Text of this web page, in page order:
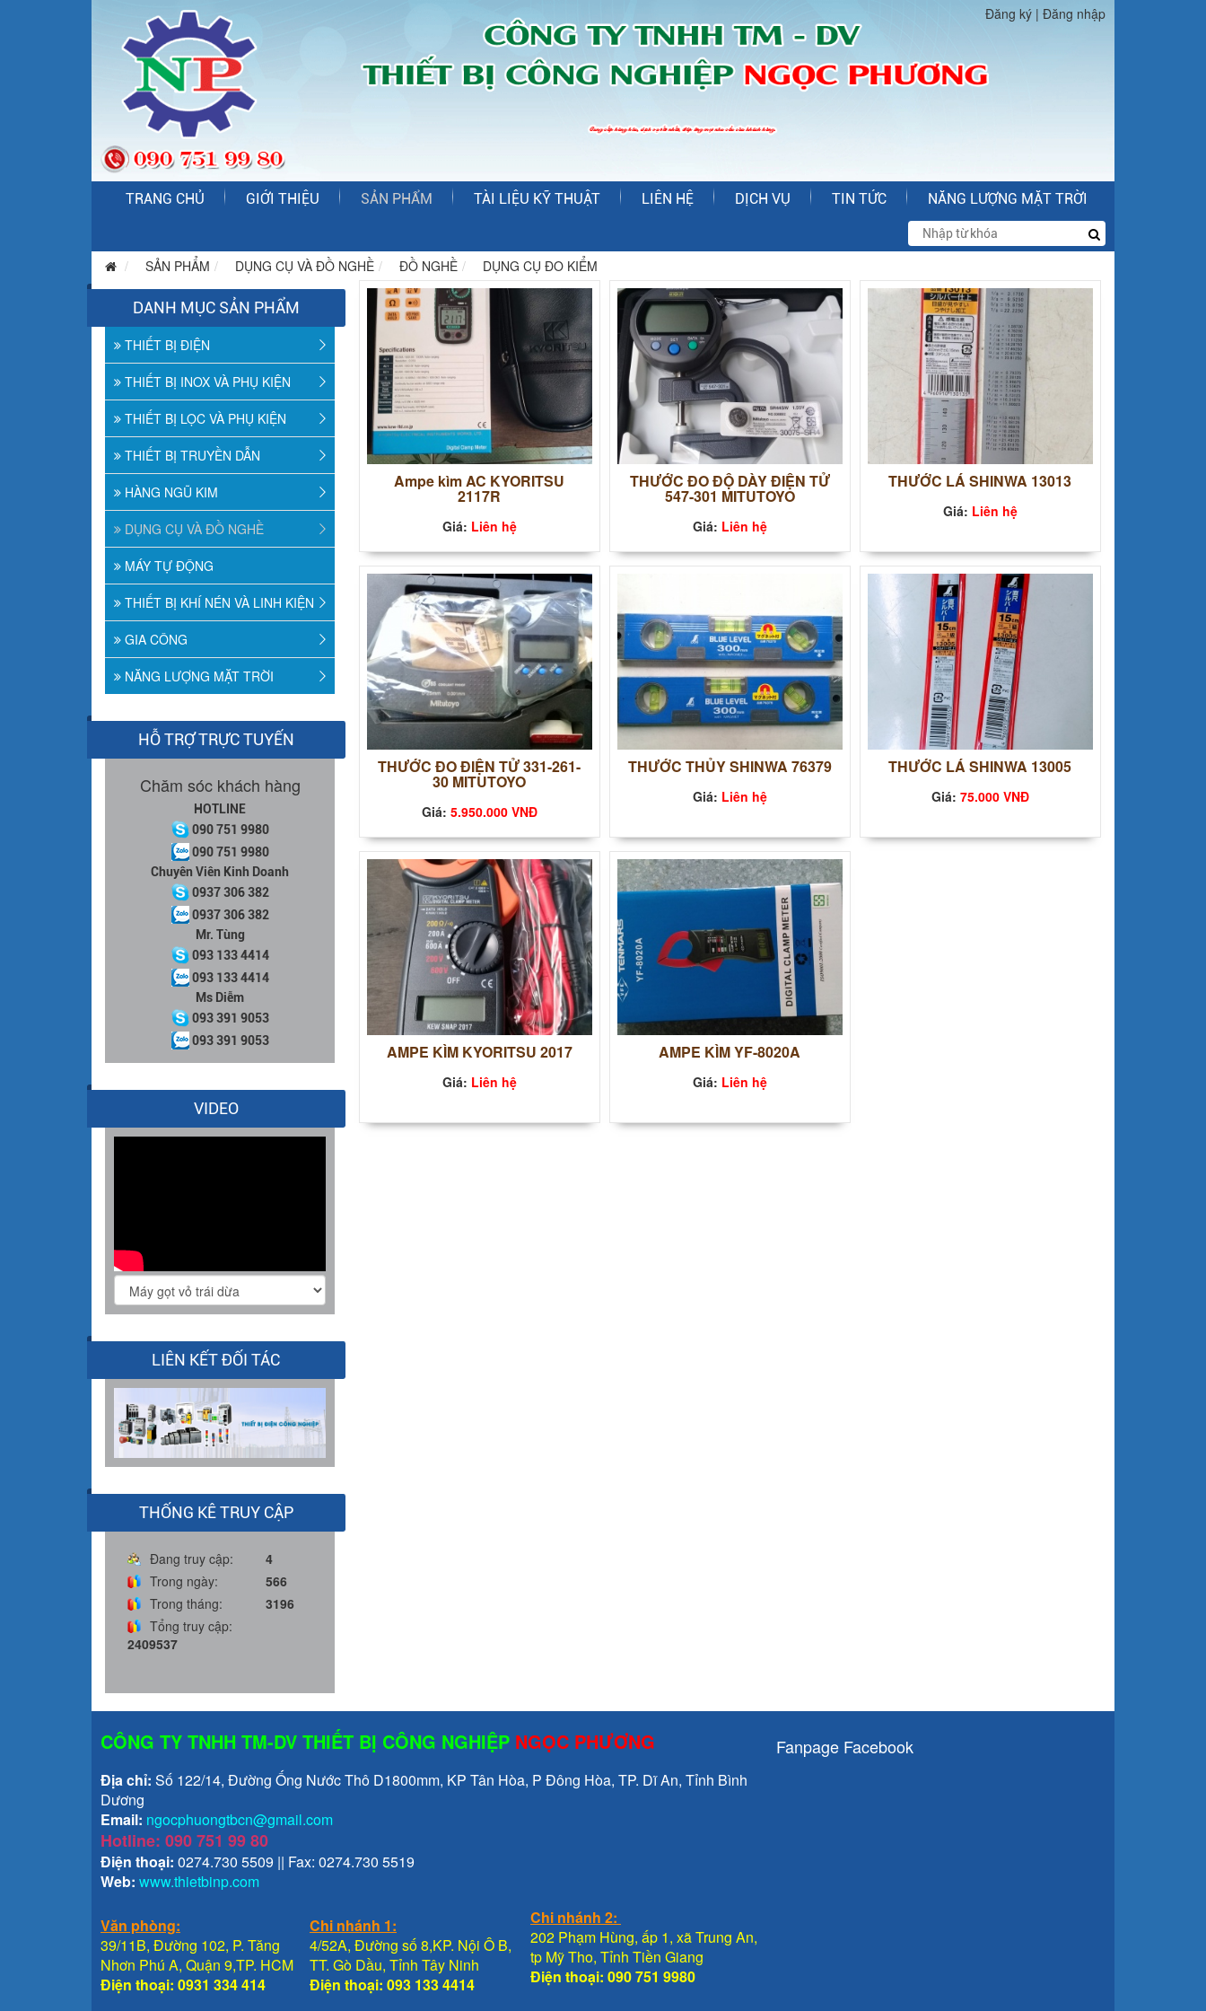
Đăng ký | Đăng nhập
TRANG CHỦ GIỚI THIỆU SẢN PHẨM TÀI LIỆU KỸ THUẬT LIÊN HỆ DỊCH VỤ TIN TỨC NĂNG LƯỢNG MẶT TRỜI
SẢN PHẨM DỤNG CỤ VÀ ĐỒ NGHỀ ĐỒ NGHỀ DỤNG CỤ ĐO KIỂM
DANH MỤC SẢN PHẨM
THIẾT BỊ ĐIỆN
THIẾT BỊ INOX VÀ PHỤ KIỆN
THIẾT BỊ LỌC VÀ PHỤ KIỆN
THIẾT BỊ TRUYỀN DẪN
HÀNG NGŨ KIM
DỤNG CỤ VÀ ĐỒ NGHỀ
MÁY TỰ ĐỘNG
THIẾT BỊ KHÍ NÉN VÀ LINH KIỆN
GIA CÔNG
NĂNG LƯỢNG MẶT TRỜI
HỖ TRỢ TRỰC TUYẾN
Chăm sóc khách hàng
HOTLINE
090 751 9980
090 751 9980
Chuyên Viên Kinh Doanh
0937 306 382
0937 306 382
Mr. Tùng
093 133 4414
093 133 4414
Ms Diễm
093 391 9053
093 391 9053
VIDEO
LIÊN KẾT ĐỐI TÁC
THỐNG KÊ TRUY CẬP
Đang truy cập:
4
Trong ngày:
566
Trong tháng:
3196
Tổng truy cập:
2409537
Ampe kìm AC KYORITSU
2117R
Giá: Liên hệ
THƯỚC ĐO ĐỘ DÀY ĐIỆN TỬ
547-301 MITUTOYO
Giá: Liên hệ
THƯỚC LÁ SHINWA 13013
Giá: Liên hệ
THƯỚC ĐO ĐIỆN TỬ 331-261-
30 MITUTOYO
Giá: 5.950.000 VNĐ
THƯỚC THỦY SHINWA 76379
Giá: Liên hệ
THƯỚC LÁ SHINWA 13005
Giá: 75.000 VNĐ
AMPE KÌM KYORITSU 2017
Giá: Liên hệ
AMPE KÌM YF-8020A
Giá: Liên hệ
CÔNG TY TNHH TM-DV THIẾT BỊ CÔNG NGHIỆP NGỌC PHƯƠNG
Địa chỉ: Số 122/14, Đường Ống Nước Thô D1800mm, KP Tân Hòa, P Đông Hòa, TP. Dĩ An, Tỉnh Bình
Dương
Email: ngocphuongtbcn@gmail.com
Hotline: 090 751 99 80
Điện thoại: 0274.730 5509 || Fax: 0274.730 5519
Web: www.thietbinp.com
Văn phòng:
39/11B, Đường 102, P. Tăng
Nhơn Phú A, Quận 9,TP. HCM
Điện thoại: 0931 334 414
Chi nhánh 1:
4/52A, Đường số 8,KP. Nội Ô B,
TT. Gò Dầu, Tỉnh Tây Ninh
Điện thoại: 093 133 4414
Chi nhánh 2:
202 Phạm Hùng, ấp 1, xã Trung An,
tp Mỹ Tho, Tỉnh Tiền Giang
Điện thoại: 090 751 9980
Fanpage Facebook